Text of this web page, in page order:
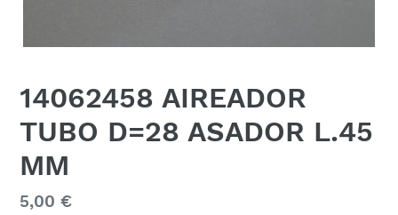
14062458 AIREADOR
TUBO D=28 ASADOR L.45
MM
Precio
5,00 €